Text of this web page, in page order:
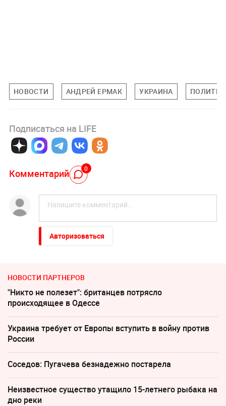
НОВОСТИ АНДРЕЙ ЕРМАК УКРАИНА
Подписаться на LIFE
Комментарий 0
Авторизоваться
НОВОСТИ ПАРТНЕРОВ
"Никто не полезет": британцев потрясло
происходящее в Одессе
Украина требует от Европы вступить в войну против
России
Соседов: Пугачева безнадежно постарела
Неизвестное существо утащило 15-летнего рыбака на
дно реки